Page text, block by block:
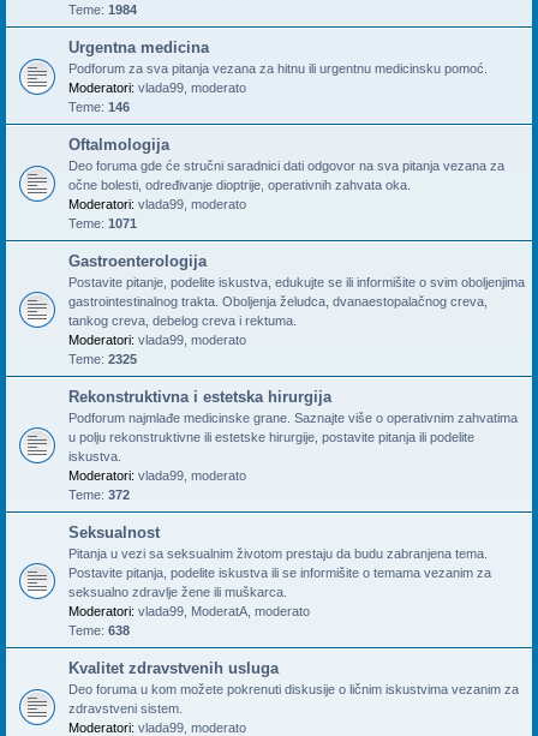
Teme: 1984
Urgentna medicina
Podforum za sva pitanja vezana za hitnu ili urgentnu medicinsku pomoć.
Moderatori: vlada99 moderato
Teme: 146
Oftalmologija
Deo foruma gde će stručni saradnici dati odgovor na sva pitanja vezana za
očne bolesti, određivanje dioptrije, operativnih zahvata oka.
Moderatori: vlada99 moderato
Teme: 1071
Gastroenterologija
Postavite pitanje, podelite iskustva, edukujte se ili informišite o svim oboljenjima
gastrointestinalnog trakta. Oboljenja želudca, dvanaestopalačnog creva,
tankog creva, debelog creva i rektuma.
Moderatori: vlada99 moderato
Teme: 2325
Rekonstruktivna i estetska hirurgija
Podforum najmlađe medicinske grane. Saznajte više o operativnim zahvatima
u polju rekonstruktivne ili estetske hirurgije, postavite pitanja ili podelite
iskustva.
Moderatori: vlada99 moderato
Teme: 372
Seksualnost
Pitanja u vezi sa seksualnim životom prestaju da budu zabranjena tema.
Postavite pitanja, podelite iskustva ili se informišite o temama vezanim za
seksualno zdravlje žene ili muškarca.
Moderatori: vlada99 ModeratA moderato
Teme: 638
Kvalitet zdravstvenih usluga
Deo foruma u kom možete pokrenuti diskusije o ličnim iskustvima vezanim za
zdravstveni sistem.
Moderatori: vlada99 moderato